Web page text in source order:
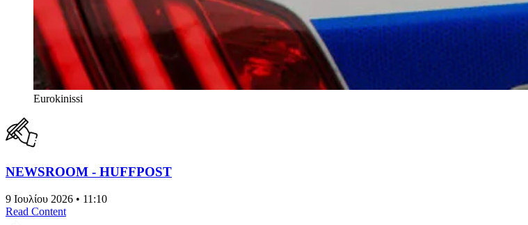
Eurokinissi
NEWSROOM - HUFFPOST
9 Ιουλίου 2026 • 11:10
Read Content